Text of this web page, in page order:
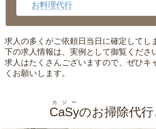
お料理代行
求人の多くがご依頼日当日に確定してし
下の求人情報は、実例として御覧くださ
求人はたくさんございますので、ぜひキ
くお願いします。
CaSy
カジー
のお掃除代行